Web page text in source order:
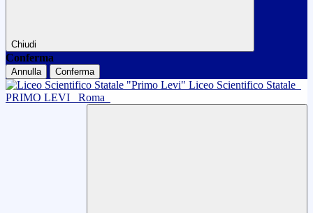
Chiudi
Conferma
Annulla Conferma
Liceo Scientifico Statale
PRIMO LEVI
Roma